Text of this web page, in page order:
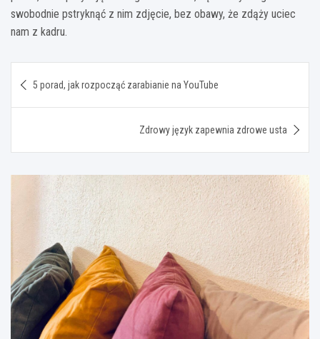
swobodnie pstryknąć z nim zdjęcie, bez obawy, że zdąży uciec
nam z kadru.
wpisu
5 porad, jak rozpocząć zarabianie na YouTube
Zdrowy język zapewnia zdrowe usta